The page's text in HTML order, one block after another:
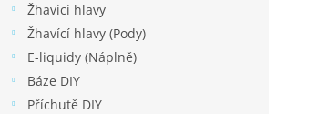
Žhavící hlavy
Žhavící hlavy (Pody)
E-liquidy (Náplně)
Báze DIY
Příchutě DIY